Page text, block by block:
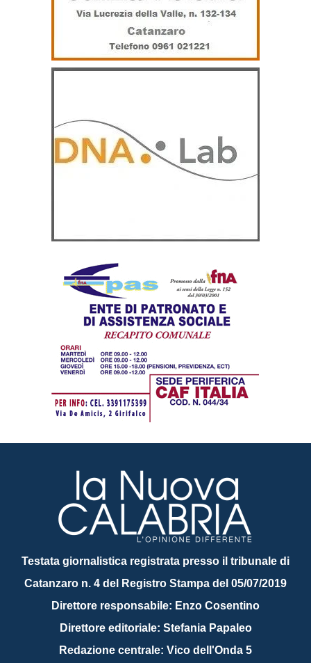
Testata giornalistica registrata presso il tribunale di
Catanzaro n. 4 del Registro Stampa del 05/07/2019
Direttore responsabile: Enzo Cosentino
Direttore editoriale: Stefania Papaleo
Redazione centrale: Vico dell'Onda 5